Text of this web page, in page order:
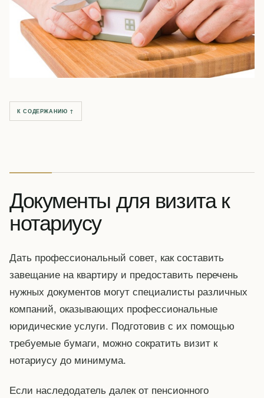
К СОДЕРЖАНИЮ ↑
Документы для визита к
нотариусу
Дать профессиональный совет, как составить
завещание на квартиру и предоставить перечень
нужных документов могут специалисты различных
компаний, оказывающих профессиональные
юридические услуги. Подготовив с их помощью
требуемые бумаги, можно сократить визит к
нотариусу до минимума.
Если наследодатель далек от пенсионного